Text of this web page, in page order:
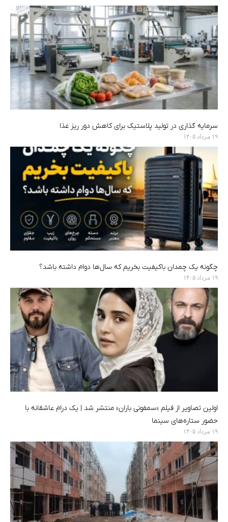
سرمایه‌ گذاری در تولید پلاستیک برای کاهش دور ریز غذا
۱۹ مرداد ۱۴۰۵
چگونه یک چمدان باکیفیت بخریم که سال‌ها دوام داشته باشد؟
۱۹ مرداد ۱۴۰۵
اولین تصاویر از فیلم «سمفونی باران» منتشر شد | یک درام عاشقانه با
حضور ستاره‌های سینما
۱۹ مرداد ۱۴۰۵